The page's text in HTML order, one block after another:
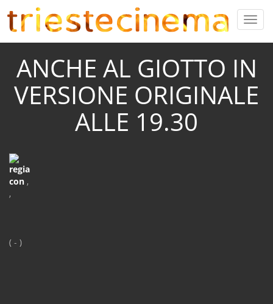
ANCHE AL GIOTTO IN
VERSIONE ORIGINALE
ALLE 19.30
regia
con ,
,
( - )